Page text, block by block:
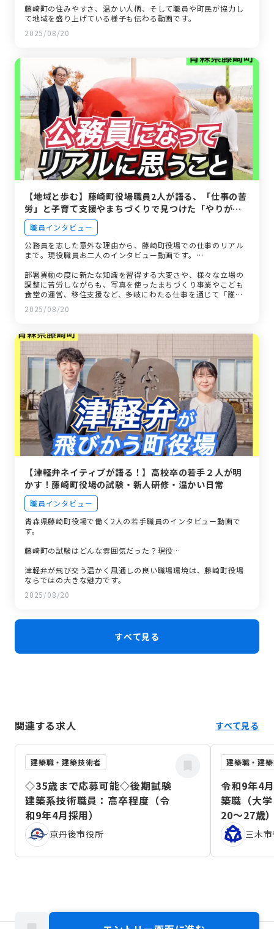
藤崎町の住みやすさ、温かい人柄、そして職員や町民が協力し
て地域を盛り上げている様子も伝わる動画です。
2025/08/20
【地域と歩む】藤崎町役場職員2人が語る、「仕事の苦
労」と子育て支援やまちづくりで見つけた「やりが
い」
職員インタビュー
公務員を志した意外な理由から、藤崎町役場での仕事のリアル
まで。現役職員お二人のインタビュー動画です。…
部署異動の度に新たな知識を習得する大変さや、様々な立場の
調整に苦労しながらも、写真を使ったまちづくり事業やこども
食堂の運営、移住支援など、多岐にわたる仕事を通じて「誰か
の役に立てている」という強いやりがいを感じている様子が描
かれます。
2025/08/20
【津軽弁ネイティブが語る！】高校卒の若手２人が明
かす！藤崎町役場の試験・新人研修・温かい日常
職員インタビュー
青森県藤崎町役場で働く2人の若手職員のインタビュー動画で
す。
藤崎町の試験はどんな雰囲気だった？現役…
津軽弁が飛び交う温かく風通しの良い職場環境は、藤崎町役場
ならではの大きな魅力です。
2025/08/20
すべて見る
関連する求人 すべて見る
建築職・建築技術者
◇35歳まで応募可能◇後期試験
建築系技術職員：高卒程度（令
和9年4月採用）
京丹後市役所
建築職・建
令和9年4
築職（大
20～27歳
三木